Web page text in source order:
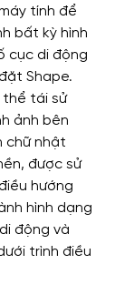
tính để
bất kỳ hình
cục di động
Shape.
thể tái sử
ảnh bên
chữ nhật
được sử
hướng
hình dạng
động và
trình điều